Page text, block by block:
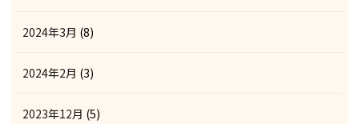
2024年3月 (8)
2024年2月 (3)
2023年12月 (5)